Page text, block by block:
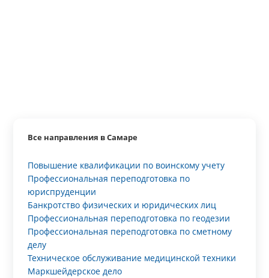
Все направления в Самаре
Повышение квалификации по воинскому учету
Профессиональная переподготовка по
юриспруденции
Банкротство физических и юридических лиц
Профессиональная переподготовка по геодезии
Профессиональная переподготовка по сметному
делу
Техническое обслуживание медицинской техники
Маркшейдерское дело